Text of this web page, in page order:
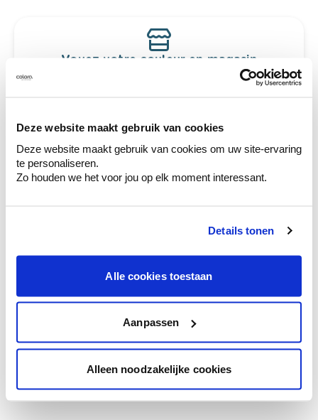
Deze website maakt gebruik van cookies
Deze website maakt gebruik van cookies om uw site-ervaring
te personaliseren.
Zo houden we het voor jou op elk moment interessant.
Details tonen
Alle cookies toestaan
Aanpassen
Alleen noodzakelijke cookies
Voyez votre couleur en magasin
Découvrez des échantillons de votre
votre couleur.
Obtenez des conseils personnalisés sur la
combinaison de couleurs.
Conseil couleur à domicile
en couleur.
l'éclairage et de votre mobilier.
Obtenez un contrôle technologique de vos